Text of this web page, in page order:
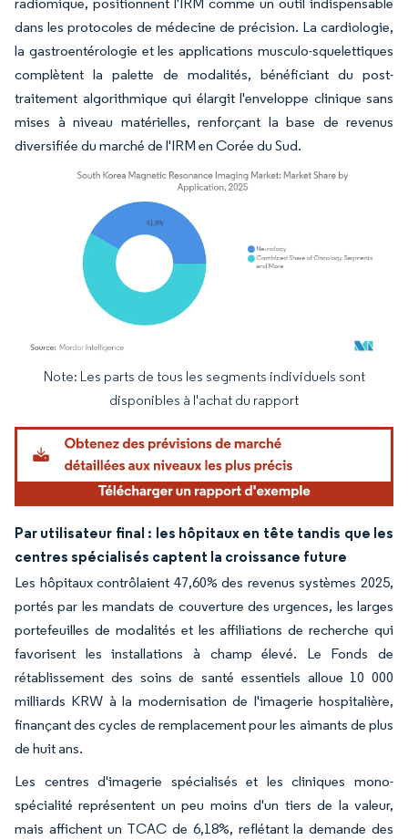
dans les protocoles de médecine de précision. La cardiologie,
la gastroentérologie et les applications musculo-squelettiques
complètent la palette de modalités, bénéficiant du post-
traitement algorithmique qui élargit l'enveloppe clinique sans
mises à niveau matérielles, renforçant la base de revenus
diversifiée du marché de l'IRM en Corée du Sud.
Image © Mordor Intelligence. La réutilisation nécessite une attribution sous CC BY
Note: Les parts de tous les segments individuels sont
disponibles à l'achat du rapport
Par utilisateur final : les hôpitaux en tête tandis que les
centres spécialisés captent la croissance future
Les hôpitaux contrôlaient 47,60% des revenus systèmes 2025,
portés par les mandats de couverture des urgences, les larges
portefeuilles de modalités et les affiliations de recherche qui
favorisent les installations à champ élevé. Le Fonds de
rétablissement des soins de santé essentiels alloue 10 000
milliards KRW à la modernisation de l'imagerie hospitalière,
finançant des cycles de remplacement pour les aimants de plus
de huit ans.
Les centres d'imagerie spécialisés et les cliniques mono-
spécialité représentent un peu moins d'un tiers de la valeur,
mais affichent un TCAC de 6,18%, reflétant la demande des